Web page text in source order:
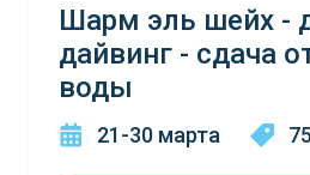
Шарм эль шейх -
дайвинг - сдача
воды
21-30 марта